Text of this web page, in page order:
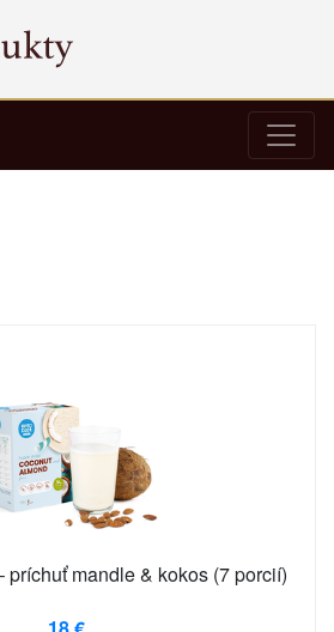
príchuť mandle & kokos (7 porcií)